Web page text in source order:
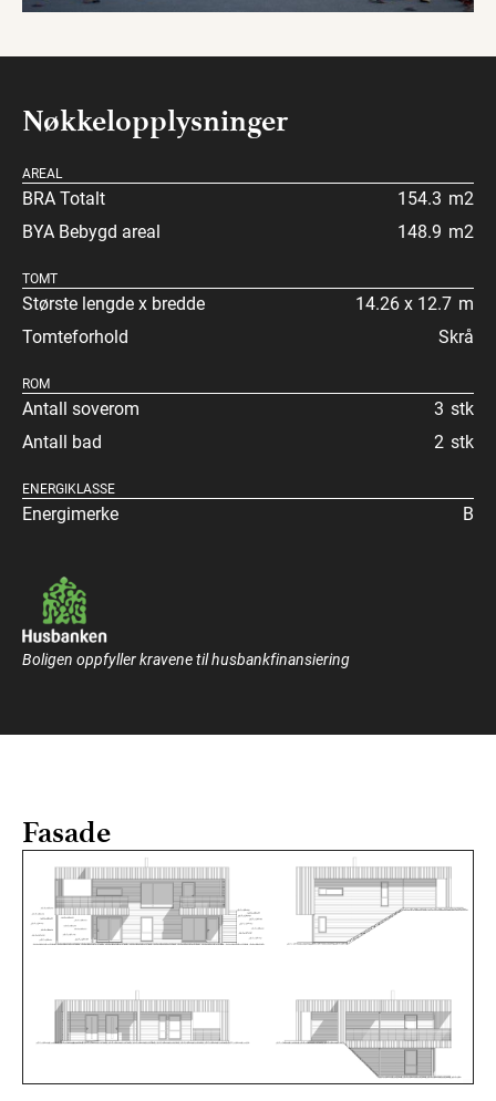
Nøkkelopplysninger
AREAL
BRA Totalt 154.3 m2
BYA Bebygd areal
148.9 m2
TOMT
Største lengde x bredde 14.26 x 12.7 m
Tomteforhold
Skrå
ROM
Antall soverom 3 stk
Antall bad
2 stk
ENERGIKLASSE
Energimerke B
Boligen oppfyller kravene til husbankfinansiering
Fasade